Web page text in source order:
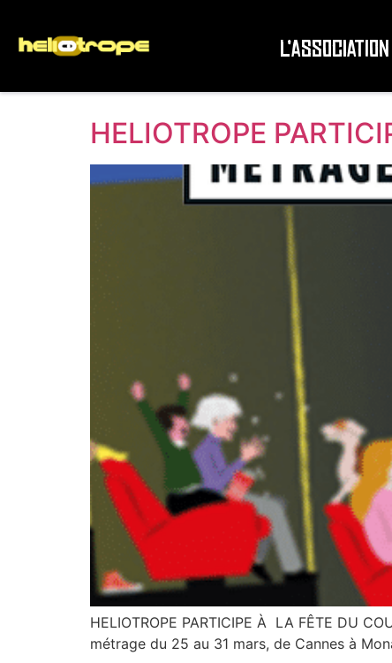
L’association
HELIOTROPE
HELIOTROPE PARTICIPE À LA FÊTE DU
métrage du 25 au 31 mars, de Cannes à